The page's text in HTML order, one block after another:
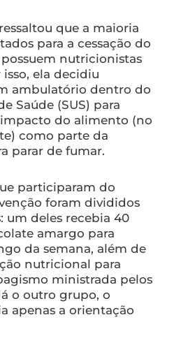
que a maioria
para a cessação do
nutricionistas
ela decidiu
ambulatório dentro do
Saúde (SUS) para
do alimento (no
como parte da
parar de fumar.
participaram do
foram divididos
um deles recebia 40
amargo para
da semana, além de
nutricional para
ministrada pelos
o outro grupo, o
apenas a orientação